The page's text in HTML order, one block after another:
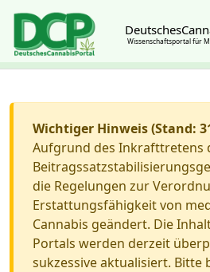
Wissenschaftsportal für
Wichtiger Hinweis (Stand:
Aufgrund des Inkrafttretens
die Regelungen zur
Erstattungsfähigkeit von
Cannabis geändert. Die
Portals werden derzeit
sukzessive aktualisiert. Bitte